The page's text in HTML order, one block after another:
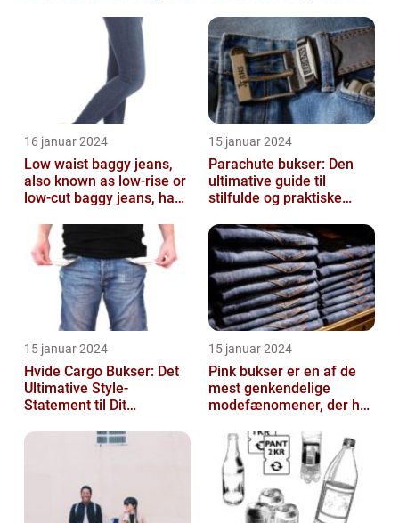
blandt...
16 januar 2024
Low waist baggy jeans,
also known as low-rise or
low-cut baggy jeans, have
popular ...
15 januar 2024
Parachute bukser: Den
ultimative guide til
stilfulde og praktiske
15 januar 2024
Hvide Cargo Bukser: Det
Ultimative Style-
Statement til Dit
15 januar 2024
Pink bukser er en af de
mest genkendelige
modefænomener, der har
catwalken til garde...